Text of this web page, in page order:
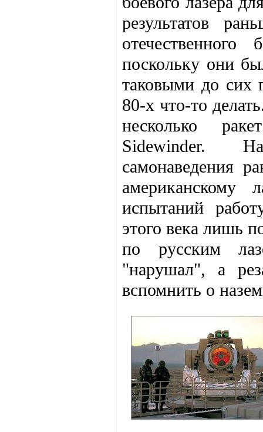
результатов
поскольку они
таковыми до сих
80-х что-то
несколько
Sidewinder.
самонаведения
американскому
испытаний
этого века лишь
по русским
"нарушал", а
вспомнить о